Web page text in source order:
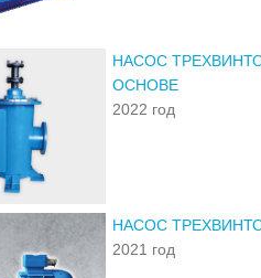
НАСОС
ОСНОВЕ
2022 год
НАСОС
2021 год